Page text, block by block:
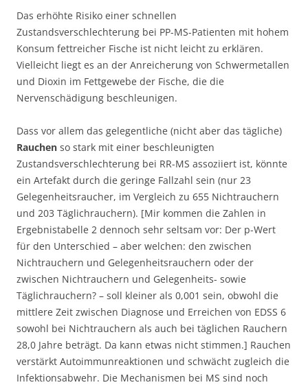
Das erhöhte Risiko einer schnellen
Zustandsverschlechterung bei PP-MS-Patienten mit hohem
Konsum fettreicher Fische ist nicht leicht zu erklären.
Vielleicht liegt es an der Anreicherung von Schwermetallen
und Dioxin im Fettgewebe der Fische, die die
Nervenschädigung beschleunigen.
Dass vor allem das gelegentliche (nicht aber das tägliche)
Rauchen so stark mit einer beschleunigten
Zustandsverschlechterung bei RR-MS assoziiert ist, könnte
ein Artefakt durch die geringe Fallzahl sein (nur 23
Gelegenheitsraucher, im Vergleich zu 655 Nichtrauchern
und 203 Täglichrauchern). [Mir kommen die Zahlen in
Ergebnistabelle 2 dennoch sehr seltsam vor: Der p-Wert
für den Unterschied – aber welchen: den zwischen
Nichtrauchern und Gelegenheitsrauchern oder der
zwischen Nichtrauchern und Gelegenheits- sowie
Täglichrauchern? – soll kleiner als 0,001 sein, obwohl die
mittlere Zeit zwischen Diagnose und Erreichen von EDSS 6
sowohl bei Nichtrauchern als auch bei täglichen Rauchern
28,0 Jahre beträgt. Da kann etwas nicht stimmen.] Rauchen
verstärkt Autoimmunreaktionen und schwächt zugleich die
Infektionsabwehr. Die Mechanismen bei MS sind noch